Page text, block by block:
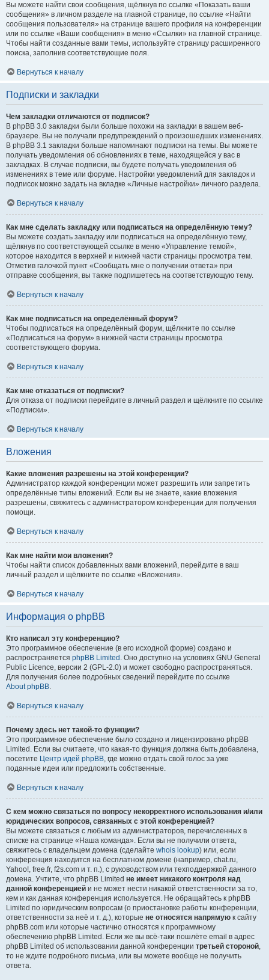
Вы можете найти свои сообщения, щёлкнув по ссылке «Показать ваши
сообщения» в личном разделе на главной странице, по ссылке «Найти
сообщения пользователя» на странице вашего профиля на конференции
или по ссылке «Ваши сообщения» в меню «Ссылки» на главной странице.
Чтобы найти созданные вами темы, используйте страницу расширенного
поиска, заполнив соответствующие поля.
Вернуться к началу
Подписки и закладки
Чем закладки отличаются от подписок?
В phpBB 3.0 закладки были больше похожи на закладки в вашем веб-
браузере. Вы не получали предупреждений о произошедших изменениях.
В phpBB 3.1 закладки больше напоминают подписки на темы. Вы можете
получать уведомления об обновлениях в теме, находящейся у вас в
закладках. В случае подписки, вы будете получать уведомления об
изменениях в теме или форуме. Настройки уведомлений для закладок и
подписок можно задать на вкладке «Личные настройки» личного раздела.
Вернуться к началу
Как мне сделать закладку или подписаться на определённую тему?
Вы можете создать закладку или подписаться на определённую тему,
щёлкнув по соответствующей ссылке в меню «Управление темой»,
которое находится в верхней и нижней части страницы просмотра тем.
Отметив галочкой пункт «Сообщать мне о получении ответа» при
отправке сообщения, вы также подпишетесь на соответствующую тему.
Вернуться к началу
Как мне подписаться на определённый форум?
Чтобы подписаться на определённый форум, щёлкните по ссылке
«Подписаться на форум» в нижней части страницы просмотра
соответствующего форума.
Вернуться к началу
Как мне отказаться от подписки?
Для отказа от подписки перейдите в личный раздел и щёлкните по ссылке
«Подписки».
Вернуться к началу
Вложения
Какие вложения разрешены на этой конференции?
Администратор каждой конференции может разрешить или запретить
определённые типы вложений. Если вы не знаете, какие вложения
разрешены, свяжитесь с администратором конференции для получения
помощи.
Вернуться к началу
Как мне найти мои вложения?
Чтобы найти список добавленных вами вложений, перейдите в ваш
личный раздел и щёлкните по ссылке «Вложения».
Вернуться к началу
Информация о phpBB
Кто написал эту конференцию?
Это программное обеспечение (в его исходной форме) создано и
распространяется phpBB Limited . Оно доступно на условиях GNU General
Public Licence, версии 2 (GPL-2.0) и может свободно распространяться.
Для получения более подробных сведений перейдите по ссылке
About phpBB.
Вернуться к началу
Почему здесь нет такой-то функции?
Это программное обеспечение было создано и лицензировано phpBB
Limited. Если вы считаете, что какая-то функция должна быть добавлена,
посетите Центр идей phpBB, где можно отдать свой голос за уже
поданные идеи или предложить собственные.
Вернуться к началу
С кем можно связаться по вопросу некорректного использования и/или
юридических вопросов, связанных с этой конференцией?
Вы можете связаться с любым из администраторов, перечисленных в
списке на странице «Наша команда». Если вы не получили ответа,
свяжитесь с владельцем домена (сделайте whois lookup) или, если
конференция находится на бесплатном домене (например, chat.ru,
Yahoo!, free.fr, f2s.com и т. п.), с руководством или техподдержкой данного
домена. Учтите, что phpBB Limited не имеет никакого контроля над
данной конференцией и не может нести никакой ответственности за то,
кем и как данная конференция используется. Не обращайтесь к phpBB
Limited по юридическим вопросам (о приостановке работы конференции,
ответственности за неё и т. д.), которые не относятся напрямую к сайту
phpBB.com или которые частично относятся к программному
обеспечению phpBB Limited. Если же вы всё-таки пошлёте email в адрес
phpBB Limited об использовании данной конференции третьей стороной,
то не ждите подробного письма, или вы можете вообще не получить
ответа.